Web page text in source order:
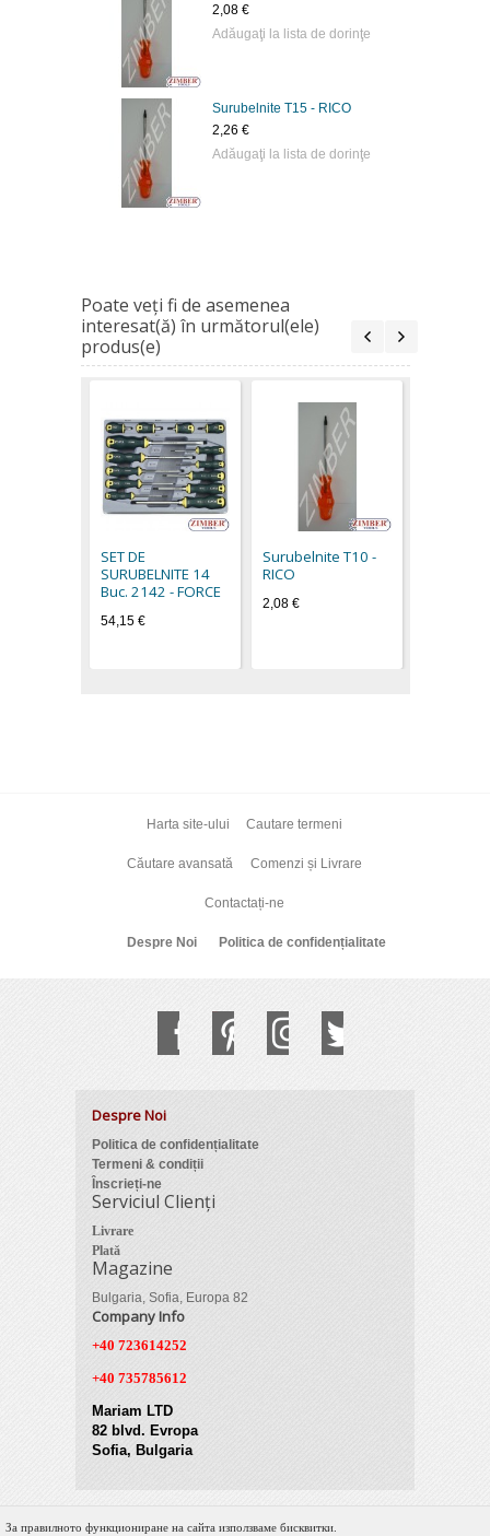
2,08 €
Adăugaţi la lista de dorinţe
Surubelnite Т15 - RICO
2,26 €
Adăugaţi la lista de dorinţe
Poate veţi fi de asemenea
interesat(ă) în următorul(ele)
produs(e)
SET DE
SURUBELNITE 14
Buc. 2142 - FORCE
54,15 €
Surubelnite Т10 -
RICO
2,08 €
Harta site-ului Cautare termeni
Căutare avansată Comenzi și Livrare
Contactați-ne
Despre Noi Politica de confidențialitate
Despre Noi
Politica de confidențialitate
Termeni & condiții
Înscrieți-ne
Serviciul Clienți
Livrare
Plată
Magazine
Bulgaria, Sofia, Europa 82
Company Info
+40 723614252
+40 735785612
Mariam LTD
82 blvd. Evropa
Sofia, Bulgaria
© 2012 Zimber Tools. All Rights Reserved.
За правилното функциониране на сайта използваме бисквитки.